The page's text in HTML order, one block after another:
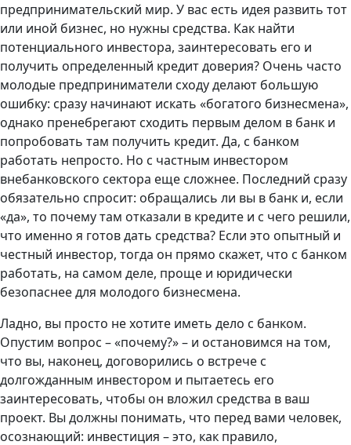
предпринимательский мир. У вас есть идея развить тот
или иной бизнес, но нужны средства. Как найти
потенциального инвестора, заинтересовать его и
получить определенный кредит доверия? Очень часто
молодые предприниматели сходу делают большую
ошибку: сразу начинают искать «богатого бизнесмена»,
однако пренебрегают сходить первым делом в банк и
попробовать там получить кредит. Да, с банком
работать непросто. Но с частным инвестором
внебанковского сектора еще сложнее. Последний сразу
обязательно спросит: обращались ли вы в банк и, если
«да», то почему там отказали в кредите и с чего решили,
что именно я готов дать средства? Если это опытный и
честный инвестор, тогда он прямо скажет, что с банком
работать, на самом деле, проще и юридически
безопаснее для молодого бизнесмена.
Ладно, вы просто не хотите иметь дело с банком.
Опустим вопрос – «почему?» – и остановимся на том,
что вы, наконец, договорились о встрече с
долгожданным инвестором и пытаетесь его
заинтересовать, чтобы он вложил средства в ваш
проект. Вы должны понимать, что перед вами человек,
осознающий: инвестиция – это, как правило,